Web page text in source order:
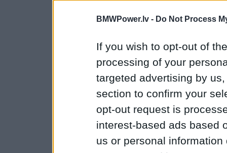
BMWPower.lv - Do Not Process
If you wish to opt-out of
processing of your
targeted advertising by
section to confirm your
opt-out request is
interest-based ads based
us or personal